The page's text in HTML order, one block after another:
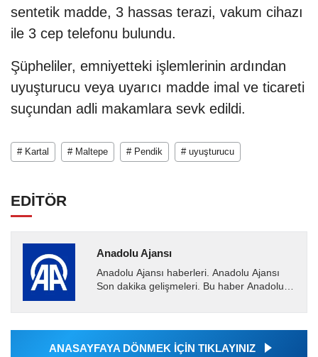
sentetik madde, 3 hassas terazi, vakum cihazı
ile 3 cep telefonu bulundu.
Şüpheliler, emniyetteki işlemlerinin ardından
uyuşturucu veya uyarıcı madde imal ve ticareti
suçundan adli makamlara sevk edildi.
# Kartal # Maltepe # Pendik # uyuşturucu
EDİTÖR
Anadolu Ajansı
Anadolu Ajansı haberleri. Anadolu Ajansı
Son dakika gelişmeleri. Bu haber Anadolu
Ajansı tarafından...
ANASAYFAYA DÖNMEK İÇİN TIKLAYINIZ